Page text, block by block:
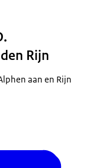
Rijn
aan en Rijn